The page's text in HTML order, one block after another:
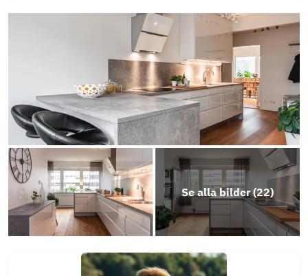
Årsredovisning 2024
Stadgar
Årsredovisning 2025
Objektsbeskrivning
Se alla bilder (22)